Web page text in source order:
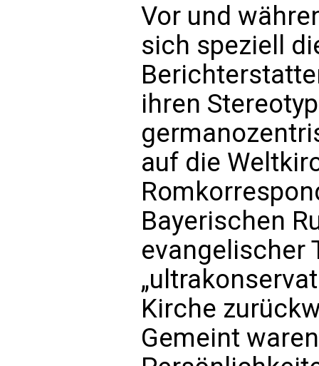
Vor und
sich speziell
ihren
auf die
Bayerischen
evangelischer
Kirche
Gemeint